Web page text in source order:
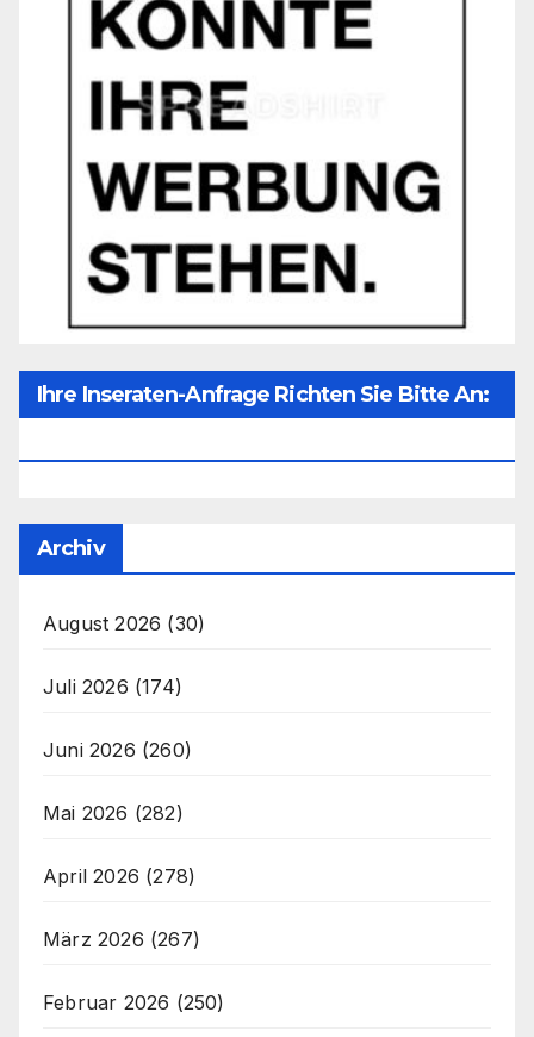
Ihre Inseraten-Anfrage Richten Sie Bitte An:
Archiv
August 2026 (30)
Juli 2026 (174)
Juni 2026 (260)
Mai 2026 (282)
April 2026 (278)
März 2026 (267)
Februar 2026 (250)